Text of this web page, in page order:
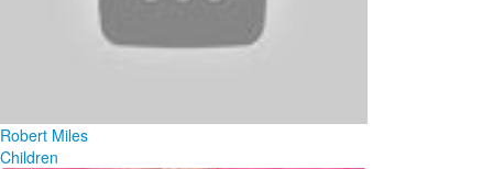
Robert Miles
Children